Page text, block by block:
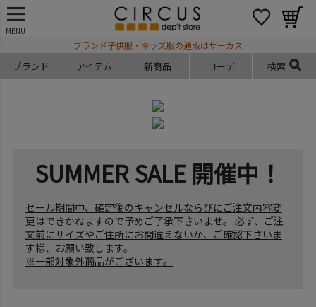
MENU
ブランド子供服・キッズ服の通販はサーカス
ブランド アイテム 新商品 コーデ 検索
SUMMER SALE 開催中！
セール期間中、確定後のキャンセルならびにご注文内容変
更はできかねますので予めご了承下さいませ。 必ず、ご注
文前にサイズやご住所にお間違えないか、ご確認下さいま
す様、お願い致します。
※一部対象外商品がございます。